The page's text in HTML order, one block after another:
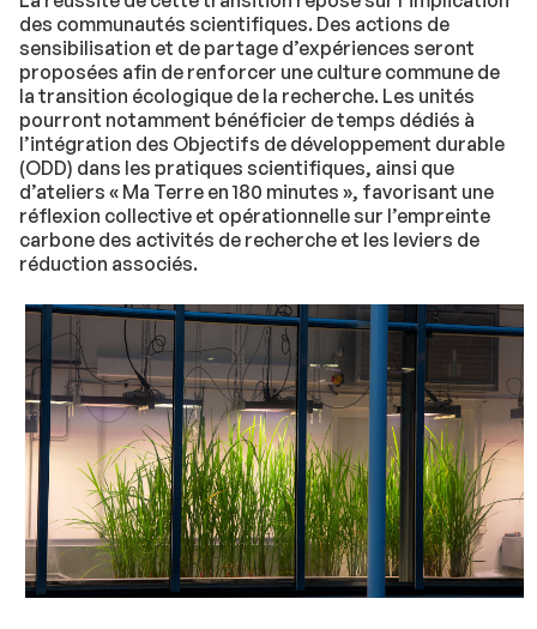
des communautés scientifiques. Des actions de
sensibilisation et de partage d’expériences seront
proposées afin de renforcer une culture commune de
la transition écologique de la recherche. Les unités
pourront notamment bénéficier de temps dédiés à
l’intégration des Objectifs de développement durable
(ODD) dans les pratiques scientifiques, ainsi que
d’ateliers « Ma Terre en 180 minutes », favorisant une
réflexion collective et opérationnelle sur l’empreinte
carbone des activités de recherche et les leviers de
réduction associés.